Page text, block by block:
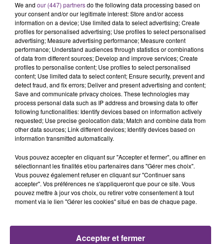
5 août 2026
UN FEU DE REMORQUE BLOQUE LA
CIRCULATION DANS LES ARDENNES
Un feu de remorque s'est déclaré ce mercredi en
fin de matinée sur l'A34.
5 août 2026
VENEZ FÊTER CE WEEK-END
L'ANNIVERSAIRE DE WOINIC
Ce samedi 8 août sera un grand jour :
l'anniversaire du plus gros sanglier du monde.
conviés !
TITRES DIFFUSÉS
We and our (447) partnersdo the following data processing based on
your consent and/or our legitimate interest: Store and/or access
information on a device; Use limited data to select advertising; Create
profiles for personalised advertising; Use profiles to select personalised
advertising; Measure advertising performance; Measure content
performance; Understand audiences through statistics or combinations
of data from different sources; Develop and improve services; Create
profiles to personalise content; Use profiles to select personalised
content; Use limited data to select content; Ensure security, prevent and
detect fraud, and fix errors; Deliver and present advertising and content;
Save and communicate privacy choices. These technologies may
process personal data such as IP address and browsing data to offer
following functionalities: Identify devices based on information actively
requested; Use precise geolocation data; Match and combine data from
other data sources; Link different devices; Identify devices based on
information transmitted automatically.
Vous pouvez accepter en cliquant sur "Accepter et fermer", ou affiner en
sélectionnant les finalités et/ou partenaires dans "Gérer mes choix".
Vous pouvez également refuser en cliquant sur "Continuer sans
accepter". Vos préférences ne s'appliqueront que pour ce site. Vous
pouvez mettre à jour vos choix, ou retirer votre consentement à tout
moment via le lien "Gérer les cookies" situé en bas de chaque page.
Accepter et fermer